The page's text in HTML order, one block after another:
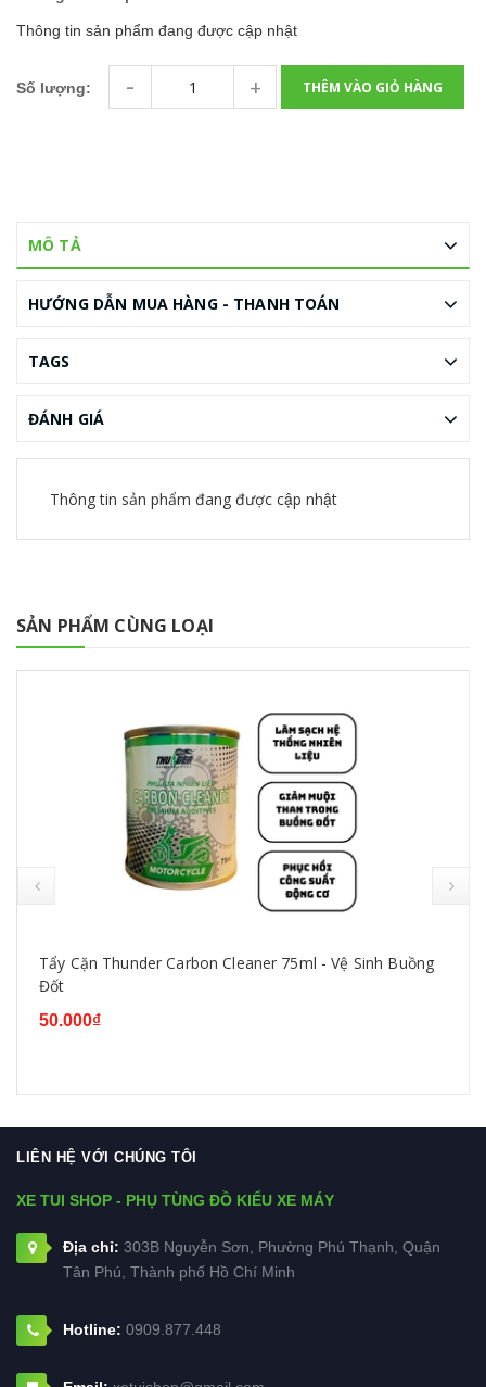
Thông tin sản phẩm đang được cập nhật
Số lượng: - + THÊM VÀO GIỎ HÀNG
MÔ TẢ
HƯỚNG DẪN MUA HÀNG - THANH TOÁN
TAGS
ĐÁNH GIÁ
Thông tin sản phẩm đang được cập nhật
SẢN PHẨM CÙNG LOẠI
Tẩy Cặn Thunder Carbon Cleaner 75ml - Vệ Sinh Buồng
Đốt
50.000₫
LIÊN HỆ VỚI CHÚNG TÔI
XE TUI SHOP - PHỤ TÙNG ĐỒ KIỂU XE MÁY
Địa chỉ: 303B Nguyễn Sơn, Phường Phú Thạnh, Quận
Tân Phú, Thành phố Hồ Chí Minh
Hotline: 0909.877.448